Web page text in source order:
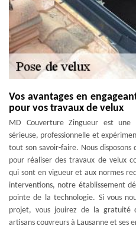
Vos avantages en
pour vos travaux de velux
MD Couverture Zingueur est
sérieuse, professionnelle et
tout son savoir-faire. Nous disposons
pour réaliser des travaux de velux
qui sont en vigueur et aux normes
interventions, notre établissement
pointe de la technologie. Si vous
projet, vous jouirez de la gratuité
artisans couvreurs à Lausanne et ses